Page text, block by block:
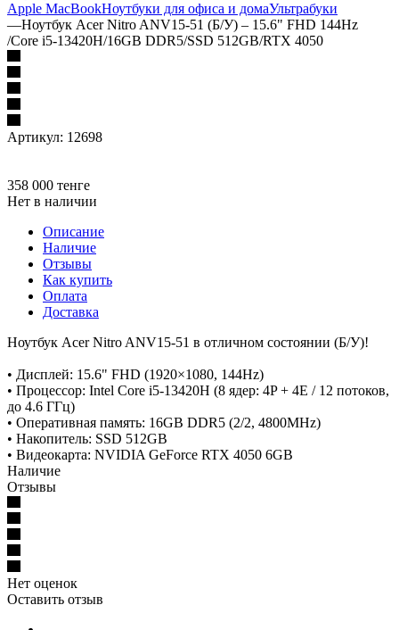
Apple MacBookНоутбуки для офиса и домаУльтрабуки
—Ноутбук Acer Nitro ANV15-51 (Б/У) – 15.6" FHD 144Hz
/Core i5-13420H/16GB DDR5/SSD 512GB/RTX 4050
Артикул: 12698
358 000 тенге
Нет в наличии
Описание
Наличие
Отзывы
Как купить
Оплата
Доставка
Ноутбук Acer Nitro ANV15-51 в отличном состоянии (Б/У)!
• Дисплей: 15.6" FHD (1920×1080, 144Hz)
• Процессор: Intel Core i5-13420H (8 ядер: 4P + 4E / 12 потоков,
до 4.6 ГГц)
• Оперативная память: 16GB DDR5 (2/2, 4800MHz)
• Накопитель: SSD 512GB
• Видеокарта: NVIDIA GeForce RTX 4050 6GB
Наличие
Отзывы
Нет оценок
Оставить отзыв